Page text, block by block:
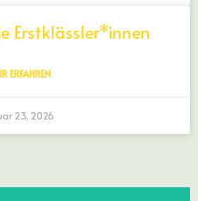
Erstklässler*innen
ERFAHREN
23, 2026